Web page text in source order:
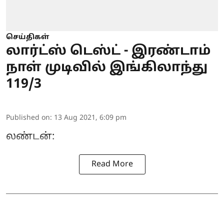
செய்திகள்
லார்ட்ஸ் டெஸ்ட் - இரண்டாம்
நாள் முடிவில் இங்கிலாந்து
119/3
Published on: 13 Aug 2021, 6:09 pm
லண்டன்:
Read More